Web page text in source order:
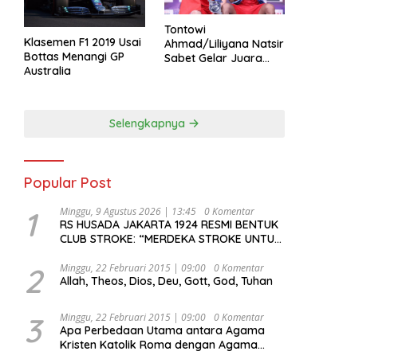
Klasemen F1 2019 Usai
Bottas Menangi GP
Australia
Tontowi
Ahmad/Liliyana Natsir
Sabet Gelar Juara
Selengkapnya
Popular Post
1 Minggu, 9 Agustus 2026 | 13:45 0 Komentar
RS HUSADA JAKARTA 1924 RESMI BENTUK
CLUB STROKE: “MERDEKA STROKE UNTUK
2 Minggu, 22 Februari 2015 | 09:00 0 Komentar
Allah, Theos, Dios, Deu, Gott, God, Tuhan
3 Minggu, 22 Februari 2015 | 09:00 0 Komentar
Apa Perbedaan Utama antara Agama
Kristen Katolik Roma dengan Agama